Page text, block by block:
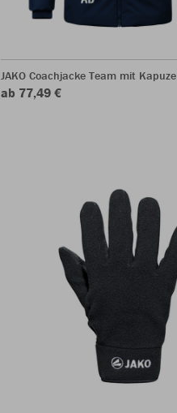
JAKO Coachjacke Team mit Kapuze
ab 77,49 €